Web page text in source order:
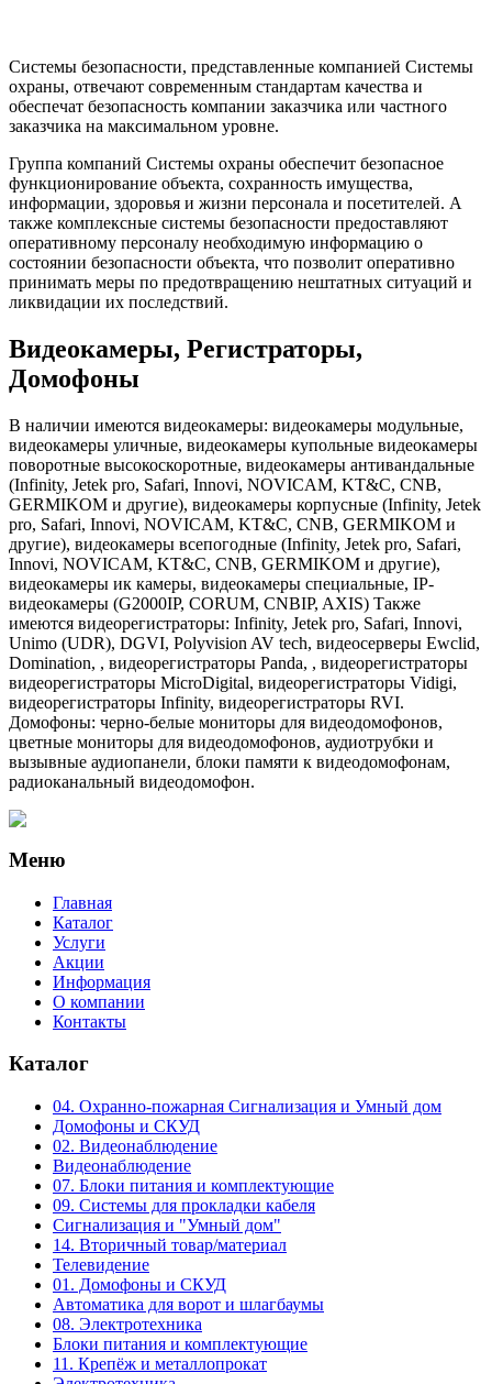
Системы безопасности, представленные компанией Системы
охраны, отвечают современным стандартам качества и
обеспечат безопасность компании заказчика или частного
заказчика на максимальном уровне.
Группа компаний Системы охраны обеспечит безопасное
функционирование объекта, сохранность имущества,
информации, здоровья и жизни персонала и посетителей. А
также комплексные системы безопасности предоставляют
оперативному персоналу необходимую информацию о
состоянии безопасности объекта, что позволит оперативно
принимать меры по предотвращению нештатных ситуаций и
ликвидации их последствий.
Видеокамеры, Регистраторы,
Домофоны
В наличии имеются видеокамеры: видеокамеры модульные,
видеокамеры уличные, видеокамеры купольные видеокамеры
поворотные высокоскоротные, видеокамеры антивандальные
(Infinity, Jetek pro, Safari, Innovi, NOVICAM, KT&C, CNB,
GERMIKOM и другие), видеокамеры корпусные (Infinity, Jetek
pro, Safari, Innovi, NOVICAM, KT&C, CNB, GERMIKOM и
другие), видеокамеры всепогодные (Infinity, Jetek pro, Safari,
Innovi, NOVICAM, KT&C, CNB, GERMIKOM и другие),
видеокамеры ик камеры, видеокамеры специальные, IP-
видеокамеры (G2000IP, CORUM, CNBIP, AXIS) Также
имеются видеорегистраторы: Infinity, Jetek pro, Safari, Innovi,
Unimo (UDR), DGVI, Polyvision AV tech, видеосерверы Ewclid,
Domination, , видеорегистраторы Panda, , видеорегистраторы
видеорегистраторы MicroDigital, видеорегистраторы Vidigi,
видеорегистраторы Infinity, видеорегистраторы RVI.
Домофоны: черно-белые мониторы для видеодомофонов,
цветные мониторы для видеодомофонов, аудиотрубки и
вызывные аудиопанели, блоки памяти к видеодомофонам,
радиоканальный видеодомофон.
Меню
Главная
Каталог
Услуги
Акции
Информация
О компании
Контакты
Каталог
04. Охранно-пожарная Сигнализация и Умный дом
Домофоны и СКУД
02. Видеонаблюдение
Видеонаблюдение
07. Блоки питания и комплектующие
09. Системы для прокладки кабеля
Сигнализация и "Умный дом"
14. Вторичный товар/материал
Телевидение
01. Домофоны и СКУД
Автоматика для ворот и шлагбаумы
08. Электротехника
Блоки питания и комплектующие
11. Крепёж и металлопрокат